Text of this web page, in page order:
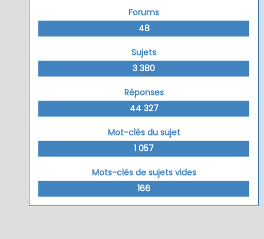
Forums
48
Sujets
3 380
Réponses
44 327
Mot-clés du sujet
1 057
Mots-clés de sujets vides
166